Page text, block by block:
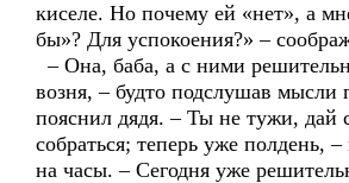
киселе. Но почему ей «нет», а
бы»? Для успокоения?» –
– Она, баба, а с ними
возня, – будто подслушав мысли
пояснил дядя. – Ты не тужи, дай
собраться; теперь уже полдень, –
на часы. – Сегодня уже